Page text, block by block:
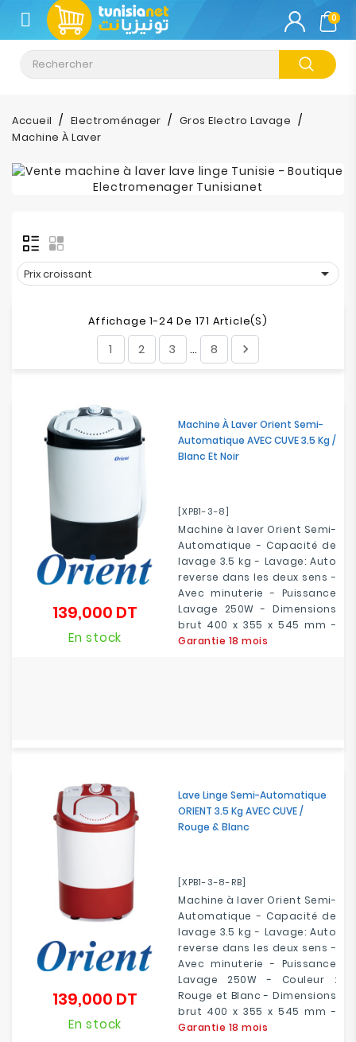
CATÉGORIE
Climatisation
Informatique
&
Stockage
Bureautique
Réseau
Sécurité
Mobilités
Loisirs
0
Accueil Electroménager
Gros Electro Lavage
Machine À Laver
Prix croissant 
Affichage 1-24 De 171 Article(s)
1 2 3 … 8 
Machine À Laver Orient Semi-
Automatique AVEC CUVE 3.5 Kg /
Blanc Et Noir
[XPB1-3-8]
Machine à laver Orient Semi-
Automatique - Capacité de
lavage 3.5 kg - Lavage: Auto
reverse dans les deux sens -
Avec minuterie - Puissance
Lavage 250W - Dimensions
brut 400 x 355 x 545 mm -
Garantie 18 mois
139,000 DT
En stock
Lave Linge Semi-Automatique
ORIENT 3.5 Kg AVEC CUVE /
Rouge & Blanc
[XPB1-3-8-RB]
Machine à laver Orient Semi-
Automatique - Capacité de
lavage 3.5 kg - Lavage: Auto
reverse dans les deux sens -
Avec minuterie - Puissance
Lavage 250W - Couleur :
Rouge et Blanc - Dimensions
brut 400 x 355 x 545 mm -
Garantie 18 mois
139,000 DT
En stock